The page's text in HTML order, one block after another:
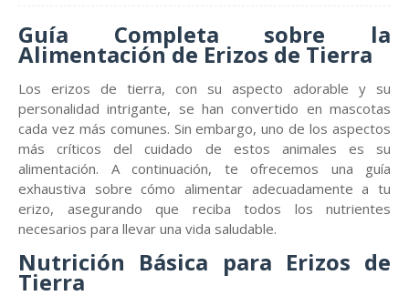
Guía Completa sobre la
Alimentación de Erizos de Tierra
Los erizos de tierra, con su aspecto adorable y su
personalidad intrigante, se han convertido en mascotas
cada vez más comunes. Sin embargo, uno de los aspectos
más críticos del cuidado de estos animales es su
alimentación. A continuación, te ofrecemos una guía
exhaustiva sobre cómo alimentar adecuadamente a tu
erizo, asegurando que reciba todos los nutrientes
necesarios para llevar una vida saludable.
Nutrición Básica para Erizos de
Tierra